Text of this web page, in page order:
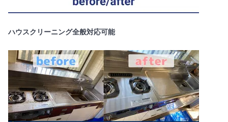
ハウスクリーニング全般対応可能